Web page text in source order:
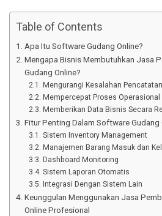
Table of Contents
Apa Itu Software Gudang Online?
Mengapa Bisnis Membutuhkan Jasa
Gudang Online?
Mengurangi Kesalahan
Mempercepat Proses Operasional
Memberikan Data Bisnis Secara
Fitur Penting Dalam Software Gudang
Sistem Inventory Management
Manajemen Barang Masuk dan
Dashboard Monitoring
Sistem Laporan Otomatis
Integrasi Dengan Sistem Lain
Keunggulan Menggunakan Jasa
Online Profesional